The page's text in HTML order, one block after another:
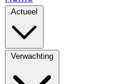
Actueel
Verwachting